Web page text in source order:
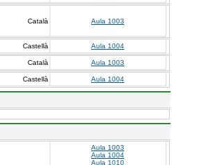
Català Aula 1003
Castellà Aula 1004
Català Aula 1003
Castellà Aula 1004
Aula 1003
Aula 1004
Aula 1010